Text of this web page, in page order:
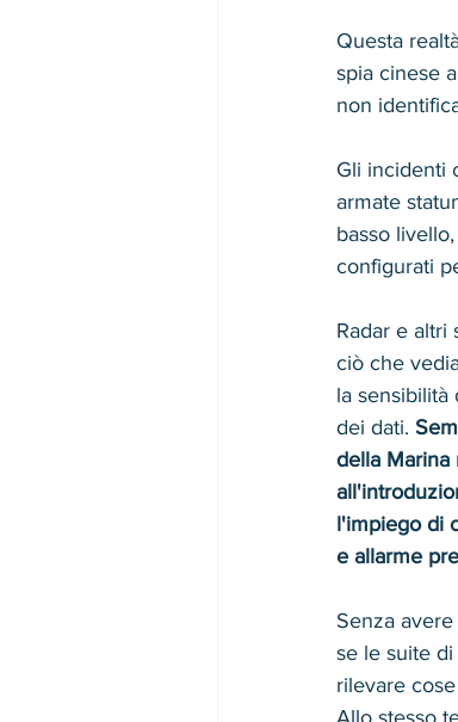
Questa
spia cinese
non
Gli incidenti
armate
basso
configurati
Radar e altri
ciò che
la sensibilità
dei dati.
della Marina
l'impiego di
e allarme
Senza
se le suite
rilevare
Allo stesso